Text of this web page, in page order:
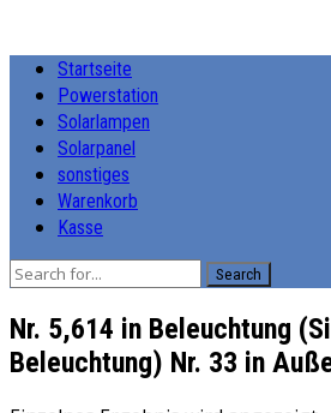
Startseite
Powerstation
Solarlampen
Solarpanel
sonstiges
Warenkorb
Kasse
Search
Nr. 5,614 in Beleuchtung
Beleuchtung) Nr. 33 in